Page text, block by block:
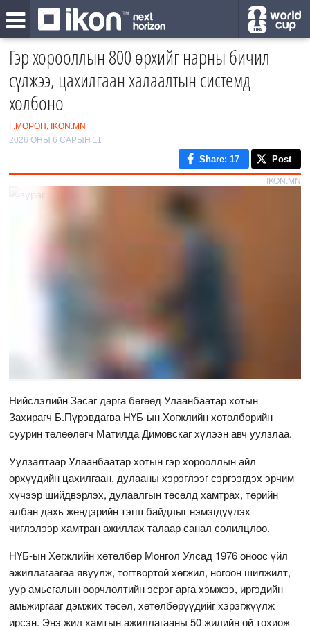
Гэр хорооллын 800 өрхийг нарны бичил
сүлжээ, цахилгаан халаалтын системд
холбоно
Г.МӨРӨН, IKON.MN
2026 ОНЫ 6 САРЫН 11
Share: 17 Post
IKON.MN
Нийслэлийн Засаг дарга бөгөөд Улаанбаатар хотын
Захирагч Б.Пүрэвдагва НҮБ-ын Хөгжлийн хөтөлбөрийн
суурин төлөөлөгч Матилда Димовскаг хүлээн авч уулзлаа.
Уулзалтаар Улаанбаатар хотын гэр хорооллын айл
өрхүүдийн цахилгаан, дулааны хэрэглээг сэргээгдэх эрчим
хүчээр шийдвэрлэх, дулаалгын төсөлд хамтрах, төрийн
албан дахь жендэрийн тэгш байдлыг нэмэгдүүлэх
чиглэлээр хамтран ажиллах талаар санал солилцлоо.
НҮБ-ын Хөгжлийн хөтөлбөр Монгол Улсад 1976 оноос үйл
ажиллагаагаа явуулж, тогтвортой хөгжил, ногоон шилжилт,
уур амьсгалын өөрчлөлтийн эсрэг арга хэмжээ, иргэдийн
амьжиргааг дэмжих төсөл, хөтөлбөрүүдийг хэрэгжүүлж
ирсэн. Энэ жил хамтын ажиллагааны 50 жилийн ой тохиож